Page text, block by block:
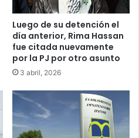
Luego de su detención el
día anterior, Rima Hassan
fue citada nuevamente
por la PJ por otro asunto
3 abril, 2026